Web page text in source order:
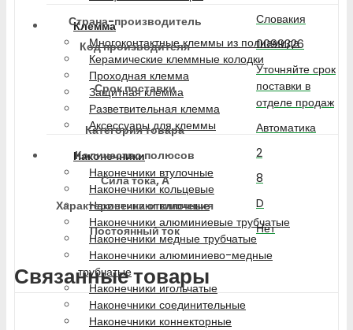
Клемма
Многоконтактные клеммы из полиамида
Керамические клеммные колодки
Проходная клемма
Защитная клемма
Разветвительная клемма
Аксессуары для клеммы
Наконечники
Наконечники втулочные
Наконечники кольцевые
Наконечники вилочные
Наконечники алюминиевые трубчатые
Наконечники медные трубчатые
Наконечники алюминиево-медные
трубчатые
Наконечники игольчатые
Наконечники соединительные
Наконечники коннекторные
Страна-производитель
Словакия
Код производителя
0099326
Срок поставки
Уточняйте срок
поставки в
отделе продаж
Категория товара
Автоматика
Количество полюсов
2
Сила тока, А
8
Характеристика отключения
D
Постоянный ток
Нет
Связанные товары